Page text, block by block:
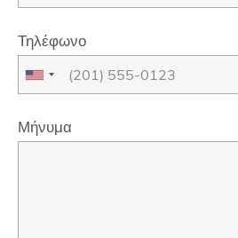
Τηλέφωνο
Μήνυμα